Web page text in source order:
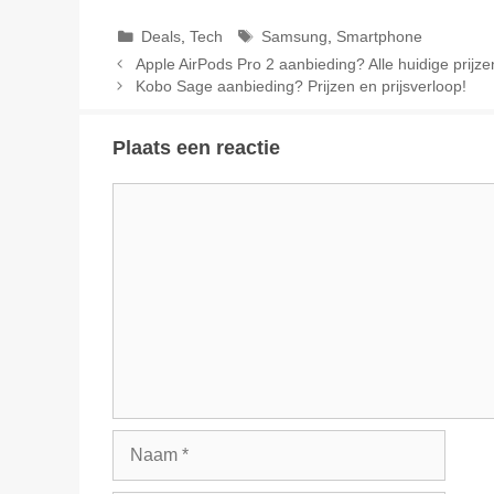
Categorieën
Deals,Tech Tags
Samsung, Smartphone
Apple AirPods Pro 2 aanbieding? Alle huidige
Kobo Sage aanbieding? Prijzen en prijsverloop!
Plaats een reactie
Naam